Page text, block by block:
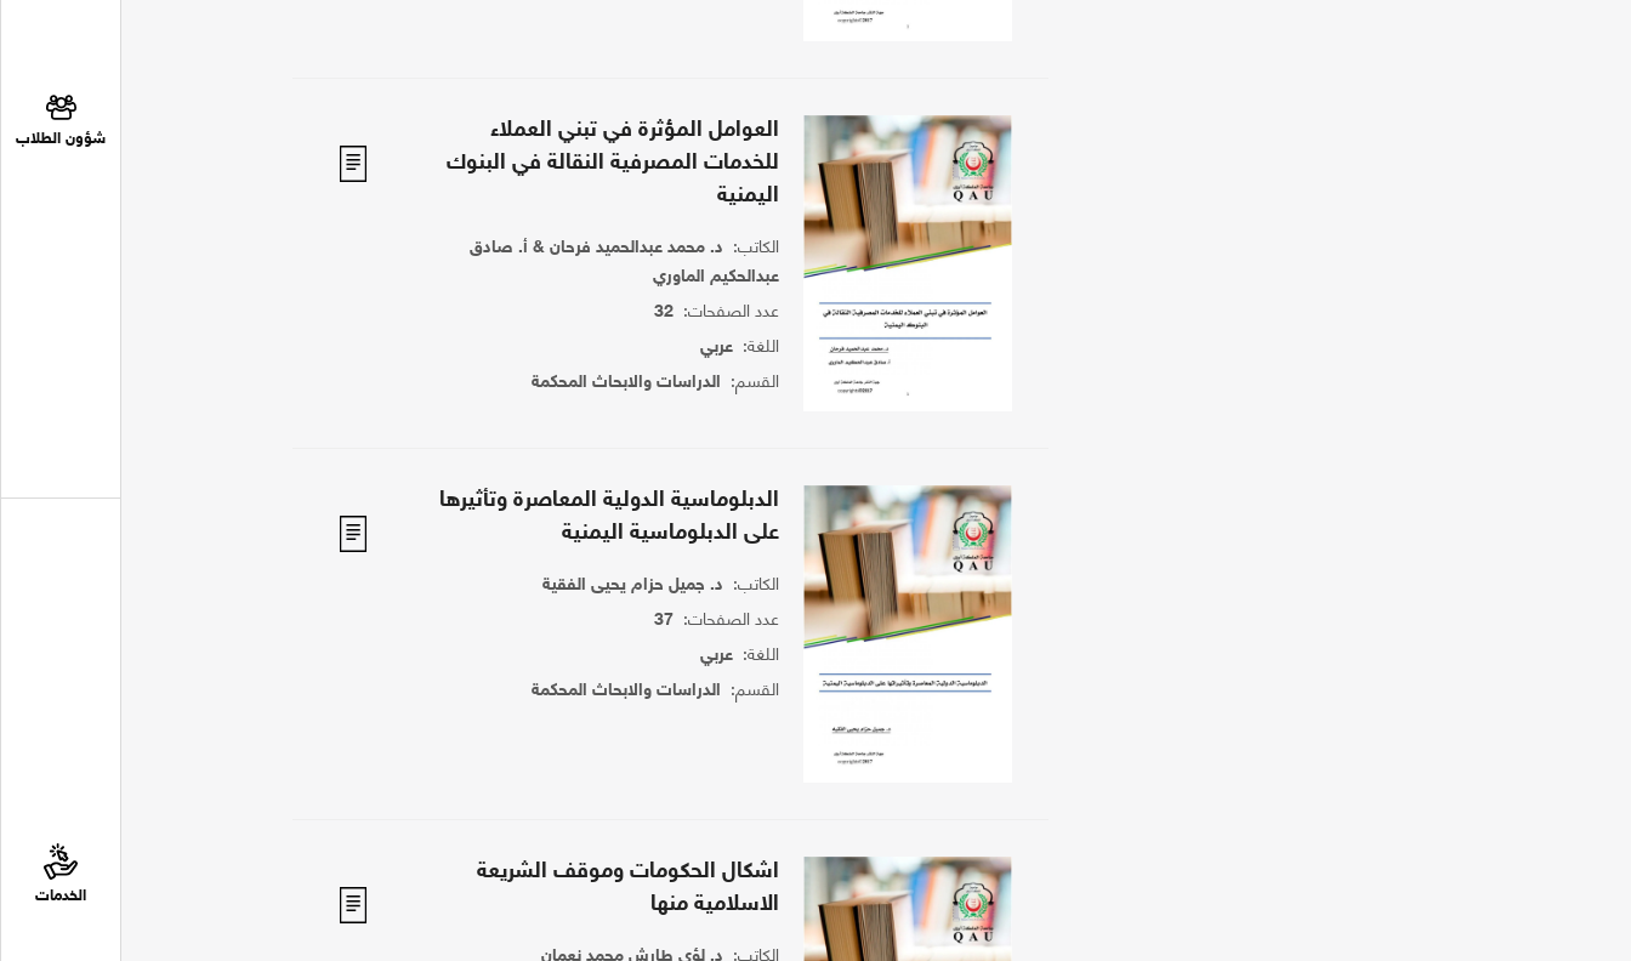
شؤون الطلاب
الخدمات
العوامل المؤثرة في تبني العملاء
للخدمات المصرفية النقالة في البنوك
اليمنية
الكاتب: د. محمد عبدالحميد فرحان & أ. صادق
عبدالحكيم الماوري
عدد الصفحات:32
اللغة:عربي
القسم: الدراسات والابحاث المحكمة
الدبلوماسية الدولية المعاصرة وتأثيرها
على الدبلوماسية اليمنية
الكاتب: د. جميل حزام يحيى الفقية
عدد الصفحات:37
اللغة:عربي
القسم: الدراسات والابحاث المحكمة
اشكال الحكومات وموقف الشريعة
الاسلامية منها
الكاتب: د. لؤي طارش محمد نعمان